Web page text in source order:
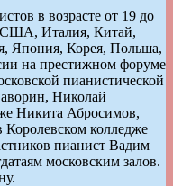
в возрасте от 19 до
США, Италия, Китай,
Япония, Корея, Польша,
на престижном форуме
пианистической
Николай
Никита Абросимов,
Королевском колледже
пианист Вадим
московским залов.